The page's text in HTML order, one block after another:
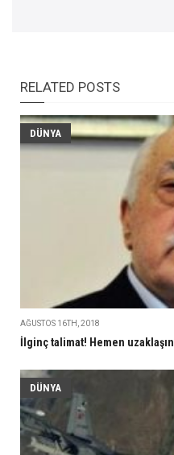
RELATED POSTS
DÜNYA
AĞUSTOS 16TH, 2018
İlginç talimat! Hemen uzaklaşın
DÜNYA